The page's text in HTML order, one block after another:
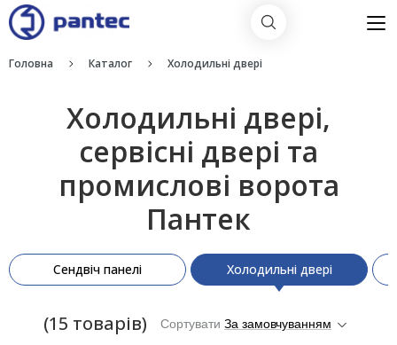
Головна Каталог Холодильні двері
Холодильні двері,
сервісні двері та
промислові ворота
Пантек
Сендвіч панелі Холодильні двері
(15 товарів) Сортувати За замовчуванням